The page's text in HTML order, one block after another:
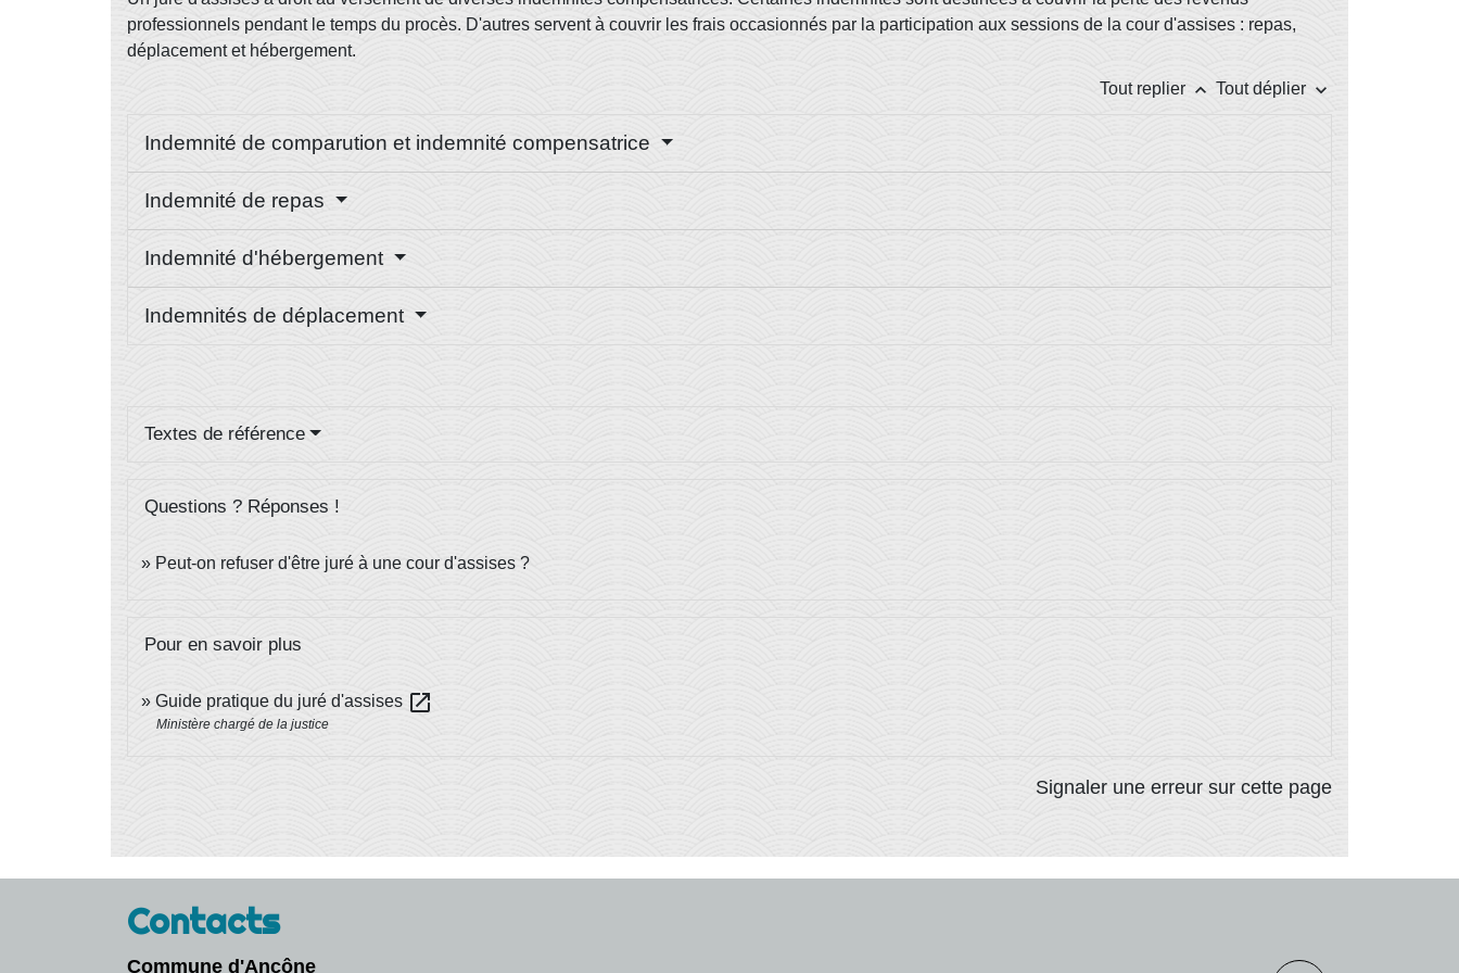
professionnels pendant le temps du procès. D'autres servent à couvrir les frais occasionnés par la participation aux sessions de la cour d'assises : repas,
déplacement et hébergement.
Tout replier keyboard_arrow_up Tout déplier keyboard_arrow_down
Indemnité de comparution et indemnité compensatrice
Indemnité de repas
Indemnité d'hébergement
Indemnités de déplacement
Textes de référence
Questions ? Réponses !
Peut-on refuser d'être juré à une cour d'assises ?
Pour en savoir plus
Guide pratique du juré d'assises open_in_new
Ministère chargé de la justice
Signaler une erreur sur cette page
Contacts
Commune d'Ancône